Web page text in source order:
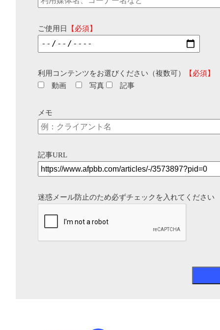
ご使用日 【必須】
利用コンテンツをお選びください（複数可）
【必須】
動画
写真 記事
メモ
記事URL
迷惑メール防止のため必ずチェックを入れてください